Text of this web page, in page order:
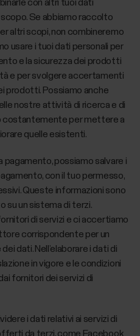
con altri tuoi dati
Se abbiamo raccolto
altri scopi, non combineremo
usare i tuoi dati personali per
e la sicurezza dei prodotti
e per svolgere accertamenti
prodotti. Possiamo anche
nostre attività di ricerca e di
costantemente per mettere a
quelle esistenti.
pagamento, possiamo salvare i
con il tuo permesso,
Queste informazioni sono
un sistema di terzi.
di servizi e ci accertiamo
corrispondente per un
dati. Nell’elaborare i dati di
in vigore e le condizioni
fornitori dei servizi di
i dati relativi ai servizi di
da terzi, come Facebook